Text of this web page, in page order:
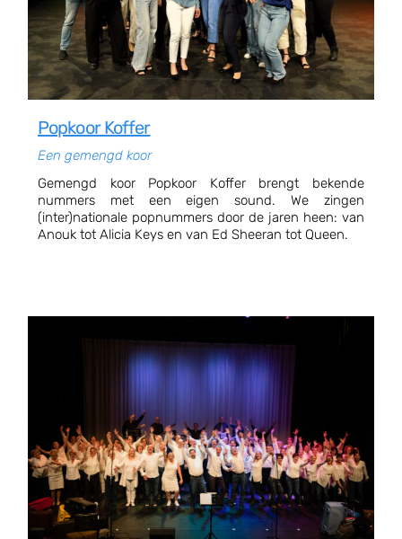
Popkoor Koffer
Een gemengd koor
Gemengd koor Popkoor Koffer brengt bekende
nummers met een eigen sound. We zingen
(inter)nationale popnummers door de jaren heen: van
Anouk tot Alicia Keys en van Ed Sheeran tot Queen.